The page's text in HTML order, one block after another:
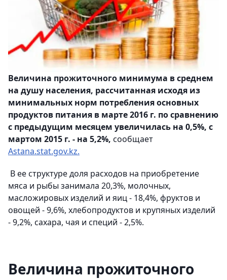
Величина прожиточного минимума в среднем
на душу населения, рассчитанная исходя из
минимальных норм потребления основных
продуктов питания в марте 2016 г. по сравнению
с предыдущим месяцем увеличилась на 0,5%, с
мартом 2015 г. - на 5,2%, сообщает
Astana.stat.gov.kz.
В ее структуре доля расходов на приобретение
мяса и рыбы занимала 20,3%, молочных,
масложировых изделий и яиц - 18,4%, фруктов и
овощей - 9,6%, хлебопродуктов и крупяных изделий
- 9,2%, сахара, чая и специй - 2,5%.
Величина прожиточного